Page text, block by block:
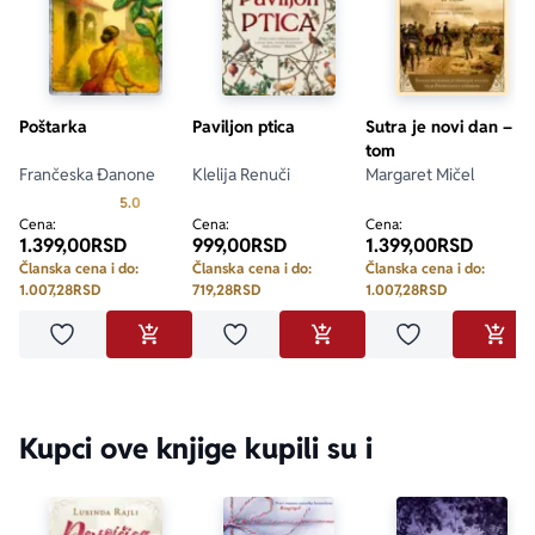
Poštarka
Frančeska Đanone
5.0
Cena:
1.399,00RSD
Članska cena i do:
1.007,28RSD
Dodaj u omiljeneDODAJ U KORPU
Paviljon ptica
Klelija Renuči
Cena:
999,00RSD
Članska cena i do:
719,28RSD
Dodaj u omiljeneDODAJ U KORPU
Sutra je novi dan – II
tom
Margaret Mičel
Cena:
1.399,00RSD
Članska cena i do:
1.007,28RSD
Dodaj u
Kupci ove knjige kupili su i